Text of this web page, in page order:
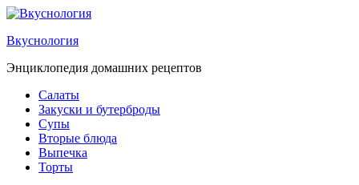
Вкуснология
Энциклопедия домашних рецептов
Салаты
Закуски и бутерброды
Супы
Вторые блюда
Выпечка
Торты